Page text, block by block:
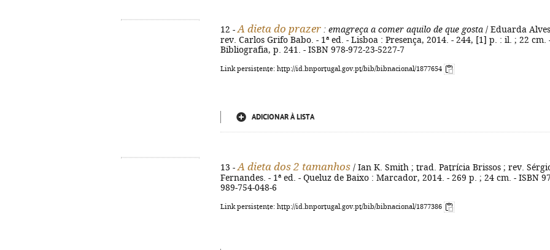
12 - A dieta do prazer : emagreça a comer aquilo de que gosta / Eduarda
rev. Carlos Grifo Babo. - 1ª ed. - Lisboa : Presença, 2014. - 244, [1] p. : il. ; 22 cm.
Bibliografia, p. 241. - ISBN 978-972-23-5227-7
Link persistente: http://id.bnportugal.gov.pt/bib/bibnacional/1877654
ADICIONAR À LISTA
13 - A dieta dos 2 tamanhos / Ian K. Smith ; trad. Patrícia Brissos ; rev.
Fernandes. - 1ª ed. - Queluz de Baixo : Marcador, 2014. - 269 p. ; 24 cm. - ISBN
989-754-048-6
Link persistente: http://id.bnportugal.gov.pt/bib/bibnacional/1877386